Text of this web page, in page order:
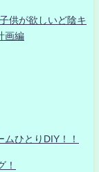
供が欲しいど陰キ
画編
ひとりDIY！！
！